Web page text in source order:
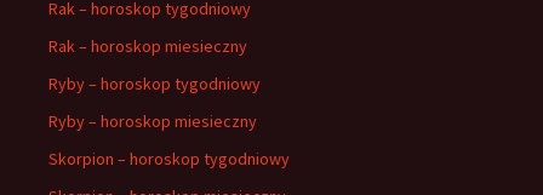
Rak – horoskop tygodniowy
Rak – horoskop miesieczny
Ryby – horoskop tygodniowy
Ryby – horoskop miesieczny
Skorpion – horoskop tygodniowy